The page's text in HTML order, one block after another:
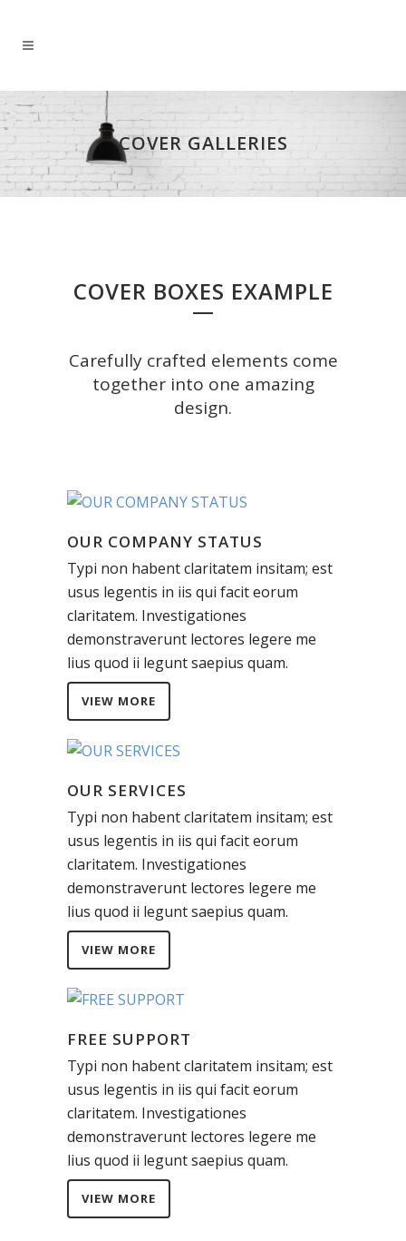
COVER GALLERIES
COVER BOXES EXAMPLE
Carefully crafted elements come
together into one amazing
design.
OUR COMPANY STATUS
Typi non habent claritatem insitam; est
usus legentis in iis qui facit eorum
claritatem. Investigationes
demonstraverunt lectores legere me
lius quod ii legunt saepius quam.
VIEW MORE
OUR SERVICES
Typi non habent claritatem insitam; est
usus legentis in iis qui facit eorum
claritatem. Investigationes
demonstraverunt lectores legere me
lius quod ii legunt saepius quam.
VIEW MORE
FREE SUPPORT
Typi non habent claritatem insitam; est
usus legentis in iis qui facit eorum
claritatem. Investigationes
demonstraverunt lectores legere me
lius quod ii legunt saepius quam.
VIEW MORE